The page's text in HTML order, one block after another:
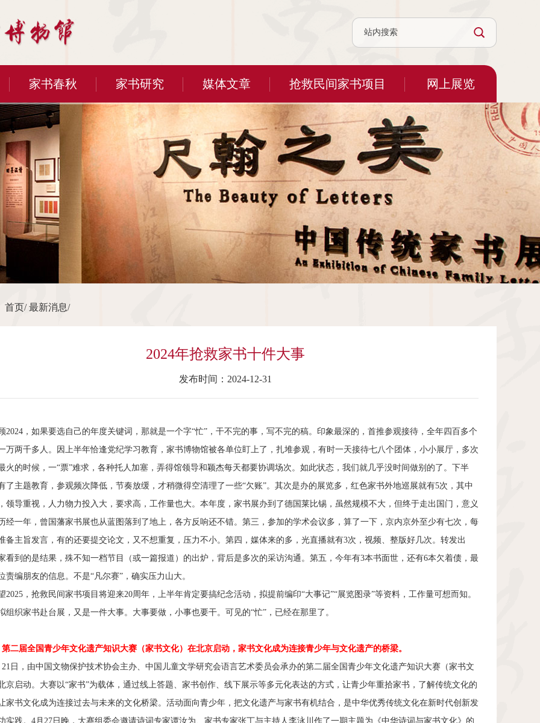
家书春秋 家书研究 媒体文章 抢救民间家书项目 网上展览
首页/ 最新消息/
2024年抢救家书十件大事
发布时间：2024-12-31
2024 ，如果要选自己的年度关键词，那就是一个字“忙”，干不完的事，写不完的稿。印象最深的，首推参观接待，全年四百多个
万两千多人。因上半年恰逢党纪学习教育，家书博物馆被各单位盯上了，扎堆参观，有时一天接待七八个团体，小小展厅，多次
火的时候，一“票”难求，各种托人 加塞 ，弄得馆领导和颖杰每天都要协调场次。如此状态，我们就几乎没时间做别的了。下半
了主题教育，参观频次降低，节奏放缓，才稍微得空清理了一些“欠账”。其次是办的展览多，红色家书外地巡展就有5次，其中
领导重视，人力物力投入大，要求高，工作量也大。本年度，家书展办到了德国莱比锡，虽然规模不大，但终于走出国门，意义
经一年，曾国藩家书展也从蓝图落到了地上，各方反响还不错。第三，参加的学术会议多，算了一下，京内京外至少有七次，每
备主旨发言，有的还要提交论文，又不想重复，压力不小。第四，媒体来的多，光直播就有3次，视频、整版好几次。转发出
看到的是结果，殊不知一档节目（或一篇报道）的出炉，背后是多次的采访沟通。第五，今年有3本书面世，还有6本欠着债，最
责编朋友的信息。不是“凡尔赛”，确实压力山大。
2025 ，抢救民间家书项目将迎来20周年，上半年肯定要搞纪念活动，拟提前编印“大事记”“展览图录”等资料，工作量可想而知。
组织家书赴台展，又是一件大事。大事要做，小事也要干。可见的“忙”，已经在那里了。
第二届全国青少年文化遗产知识大赛（家书文化）在北京启动，家书文化成为连接青少年与文化遗产的桥梁。
21 日，由中国文物保护技术协会主办、中国儿童文学研究会语言艺术委员会承办的第二届全国青少年文化遗产知识大赛（家书文
京启动。大赛以“家书”为载体，通过线上答题、家书创作、线下展示等多元化表达的方式，让青少年重拾家书，了解传统文化的
家书文化成为连接过去与未来的文化桥梁。活动面向青少年，把文化遗产与家书有机结合，是中华优秀传统文化在新时代创新发
实践。 4月 27 日晚，大赛组委会邀请诗词专家谭汝为、家书专家张丁与主持人李泳川作了一期主题为《中华诗词与家书文化》的